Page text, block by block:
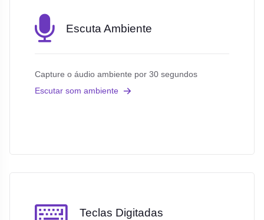
Escuta Ambiente
Capture o áudio ambiente por 30 segundos
Escutar som ambiente
Teclas Digitadas